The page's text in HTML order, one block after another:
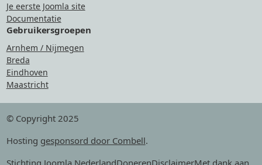
Je eerste Joomla site
Documentatie
Gebruikersgroepen
Arnhem / Nijmegen
Breda
Eindhoven
Maastricht
© Copyright 2025
Hosting gesponsord door Combell.
Stichting Joomla NederlandDonerenDisclaimerMet dank aan